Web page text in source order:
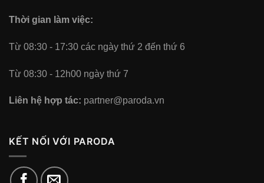
Thời gian làm việc:
Từ 08:30 - 17:30 các ngày thứ 2 đến thứ 6
Từ 08:30 - 12h00 ngày thứ 7
Liên hệ hợp tác: partner@paroda.vn
KẾT NỐI VỚI PARODA